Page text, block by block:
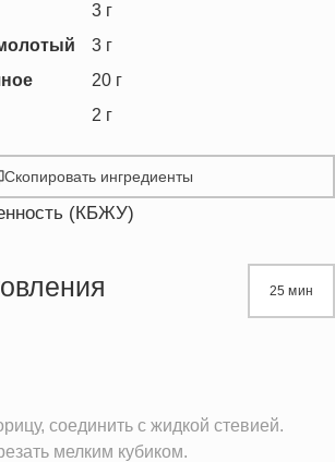
3 г
3 г
20 г
2 г
Скопировать ингредиенты
(КБЖУ)
113.7 мг
25 мин
соединить с жидкой стевией.
мелким кубиком.